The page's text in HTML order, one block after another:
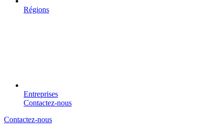
Régions
Entreprises
Contactez-nous
Contactez-nous